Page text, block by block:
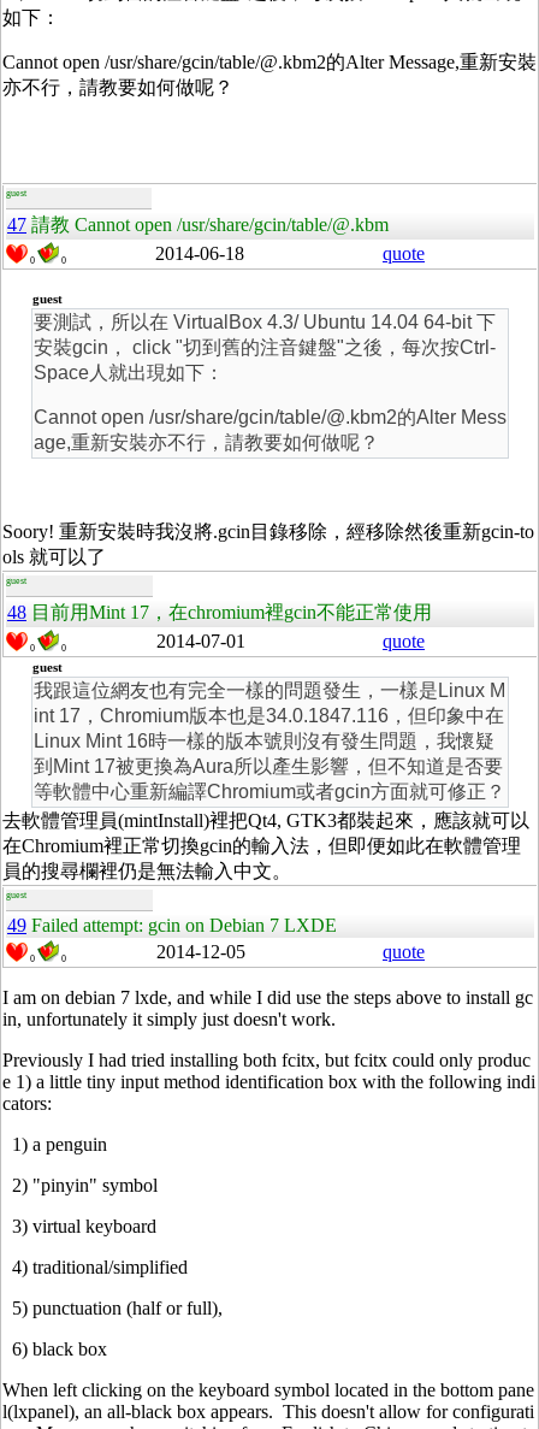
如下：
Cannot open /usr/share/gcin/table/@.kbm2的Alter Message,重新安裝
亦不行，請教要如何做呢？
guest
47 請教 Cannot open /usr/share/gcin/table/@.kbm
0 0 2014-06-18 quote
guest
要測試，所以在 VirtualBox 4.3/ Ubuntu 14.04 64-bit 下
安裝gcin， click "切到舊的注音鍵盤"之後，每次按Ctrl-
Space人就出現如下：
Cannot open /usr/share/gcin/table/@.kbm2的Alter Mess
age,重新安裝亦不行，請教要如何做呢？
Soory! 重新安裝時我沒將.gcin目錄移除，經移除然後重新gcin-to
ols 就可以了
guest
48 目前用Mint 17，在chromium裡gcin不能正常使用
0 0 2014-07-01 quote
guest
我跟這位網友也有完全一樣的問題發生，一樣是Linux M
int 17，Chromium版本也是34.0.1847.116，但印象中在
Linux Mint 16時一樣的版本號則沒有發生問題，我懷疑
到Mint 17被更換為Aura所以產生影響，但不知道是否要
等軟體中心重新編譯Chromium或者gcin方面就可修正？
去軟體管理員(mintInstall)裡把Qt4, GTK3都裝起來，應該就可以
在Chromium裡正常切換gcin的輸入法，但即便如此在軟體管理
員的搜尋欄裡仍是無法輸入中文。
guest
49 Failed attempt: gcin on Debian 7 LXDE
0 0 2014-12-05 quote
I am on debian 7 lxde, and while I did use the steps above to install gc
in, unfortunately it simply just doesn't work.
Previously I had tried installing both fcitx, but fcitx could only produc
e 1) a little tiny input method identification box with the following indi
cators:
1) a penguin
2) "pinyin" symbol
3) virtual keyboard
4) traditional/simplified
5) punctuation (half or full),
6) black box
When left clicking on the keyboard symbol located in the bottom pane
l(lxpanel), an all-black box appears. This doesn't allow for configurati